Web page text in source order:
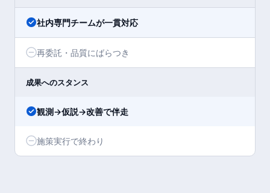
社内専門チームが一貫対応
再委託・品質にばらつき
成果へのスタンス
観測→仮説→改善で伴走
施策実行で終わり